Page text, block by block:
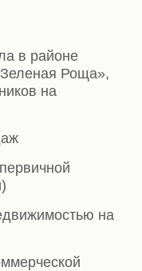
в районе
Роща»,
на
на